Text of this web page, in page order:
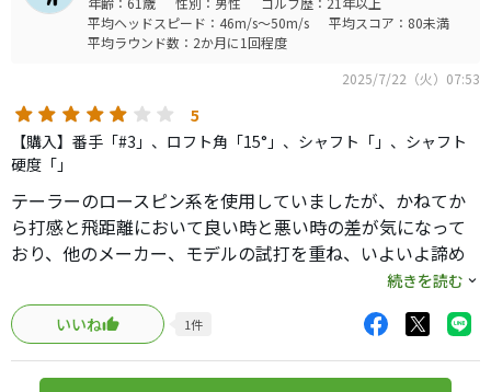
フェースは少し右を向いていますがそこまですごくはな
く、打音も一番大人しくしっとりしています。
距離としては申し分ありません。 私はドライバー２８０
Y、５W２３５Yで計算しておりますがこの３Wは２６０Y飛
びますね。ただ、打点がシビアなのか芯を外すと距離が落
ちます。
かなり高いのでマークダウンを狙うのが良いかもしれませ
ん。
平均ヘッドスピード：46m/s～50m/s
平均スコア：80未満
平均ラウンド数：2か月に1回程度
2025/7/22（火）07:53
5
【購入】番手「#3」、ロフト角「15°」、シャフト「」、シャフト
硬度「」
テーラーのロースピン系を使用していましたが、かねてか
ら打感と飛距離において良い時と悪い時の差が気になって
おり、他のメーカー、モデルの試打を重ね、いよいよ諦め
つつ長年の使用を覚悟した折もおり、懇意にしてくれてい
る店員さんからの「ボク、買いました、飛びます、簡単で
す、史上最高の飛び、らしいですよ。次はいつ入るかわか
りません」の一言に乗せられ、試打なしで購入、シャフト
を自分のものにスリーブ挿して練習場へ。果たして、未来
続きを読む
いいね
1件